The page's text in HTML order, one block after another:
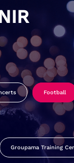
Football
Groupama Training